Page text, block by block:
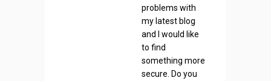
problems with
my latest blog
and I would like
to find
something more
secure. Do you